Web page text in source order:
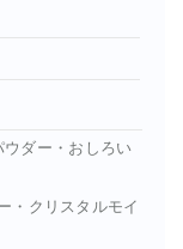
ウダー・おしろい
・クリスタルモイ